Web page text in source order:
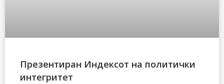
Презентиран Индексот на политички
интегритет